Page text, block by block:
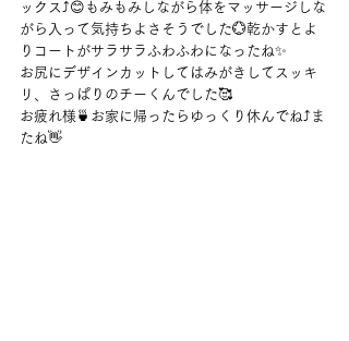
ックス⤴😊もみもみしながら体をマッサージしな
がら入って気持ちよさそうでした💮乾かすとよ
りコートがサラサラふわふわになったね✨
お尻にデザインカットしてはみがきしてスッキ
リ、さっぱりのチーくんでした🥰
お疲れ様🍵お家に帰ったらゆっくり休んでね⤴ま
たね👋